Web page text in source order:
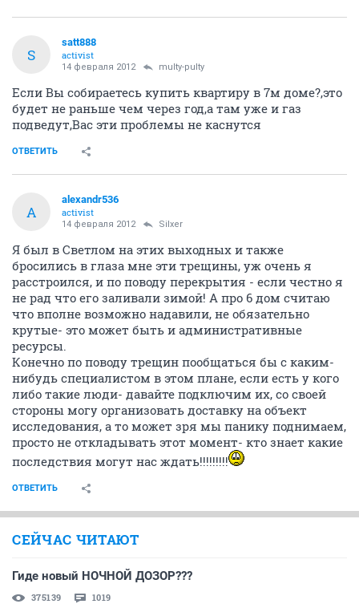
S
satt888
activist
14 февраля 2012 multy-pulty
Если Вы собираетесь купить квартиру в 7м доме?,это
будет не раньше чем через год,а там уже и газ
подведут,Вас эти проблемы не каснутся
ОТВЕТИТЬ
A
alexandr536
activist
14 февраля 2012 Silxer
Я был в Светлом на этих выходных и также
бросились в глаза мне эти трещины, уж очень я
расстроился, и по поводу перекрытия - если честно я
не рад что его заливали зимой! А про 6 дом считаю
что вполне возможно надавили, не обязательно
крутые- это может быть и административные
ресурсы.
Конечно по поводу трещин пообщаться бы с каким-
нибудь специалистом в этом плане, если есть у кого
либо такие люди- давайте подключим их, со своей
стороны могу организовать доставку на объект
исследования, а то может зря мы панику поднимаем,
просто не откладывать этот момент- кто знает какие
последствия могут нас ждать!!!!!!!!!
ОТВЕТИТЬ
СЕЙЧАС ЧИТАЮТ
Гиде новый НОЧНОЙ ДОЗОР???
375139 1019